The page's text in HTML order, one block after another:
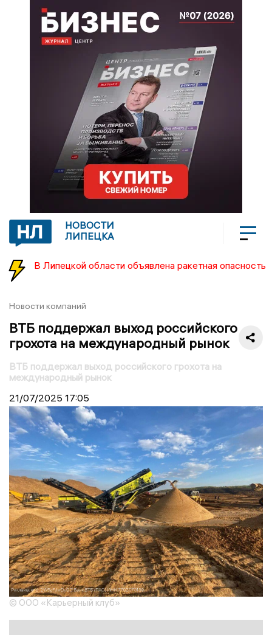
НОВОСТИ
ЛИПЕЦКА
В Липецкой области объявлена ракетная опасность
Новости компаний
ВТБ поддержал выход российского
грохота на международный рынок
ВТБ поддержал выход российского грохота на
международный рынок
21/07/2025 17:05
© ООО «Карьерный клуб»